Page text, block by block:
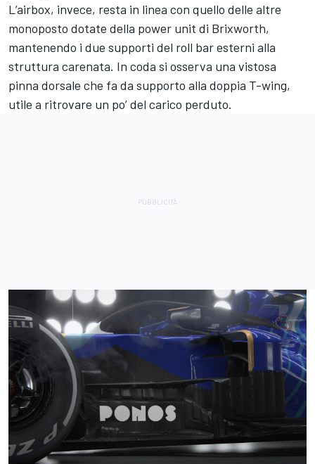
L’airbox, invece, resta in linea con quello delle altre
monoposto dotate della power unit di Brixworth,
mantenendo i due supporti del roll bar esterni alla
struttura carenata. In coda si osserva una vistosa
pinna dorsale che fa da supporto alla doppia T-wing,
utile a ritrovare un po’ del carico perduto.